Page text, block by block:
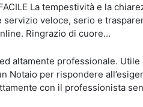
La tempestività e la
veloce, serio e
Ringrazio di cuore...
altamente professionale. Utile
Notaio per rispondere
con il professionista